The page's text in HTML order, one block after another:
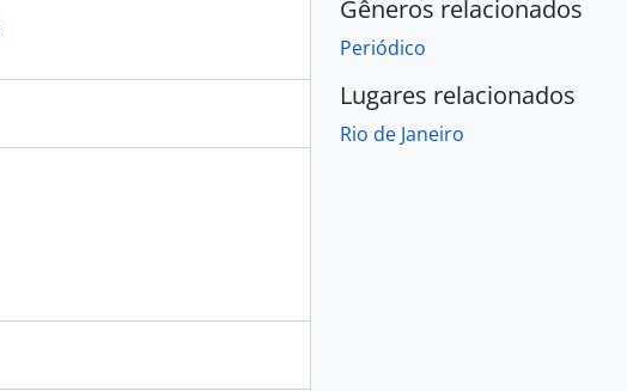
Gêneros relacionados
Periódico
Lugares relacionados
Rio de Janeiro